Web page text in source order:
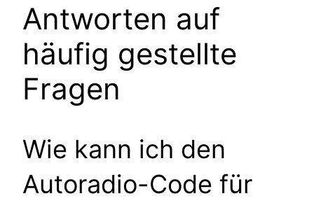
Antworten auf
häufig gestellte
Fragen
Wie kann ich den
Autoradio-Code für